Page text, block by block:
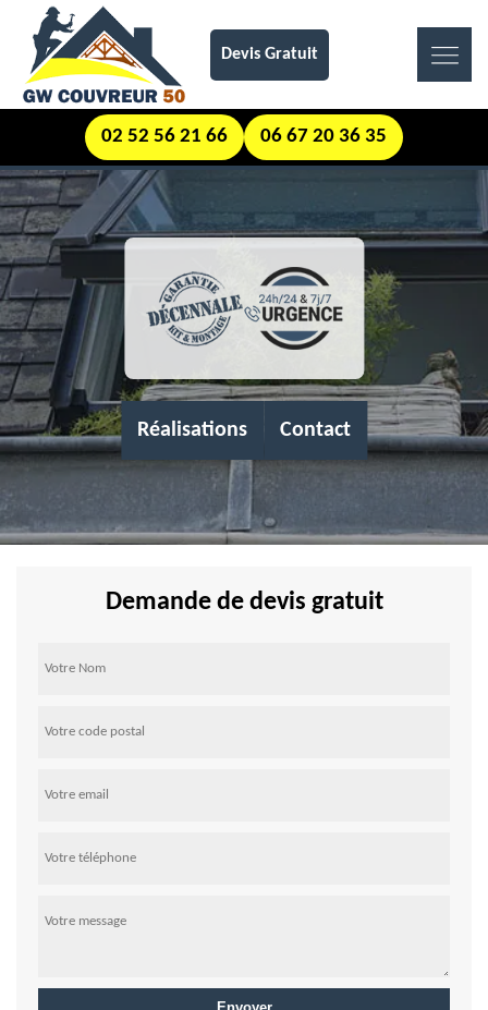
Devis Gratuit
02 52 56 21 66 06 67 20 36 35
Réalisations Contact
Demande de devis gratuit